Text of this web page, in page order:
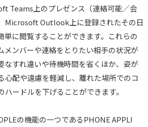
Teams上のプレゼンス（連絡可能／会
Microsoft Outlook上に登録されたその日
単に閲覧することができます。これらの
メンバーや連絡をとりたい相手の状況が
なすれ違いや待機時間を省くほか、姿が
心配や遠慮を軽減し、離れた場所でのコ
ハードルを下げることができます。
の機能の一つであるPHONE APPLI